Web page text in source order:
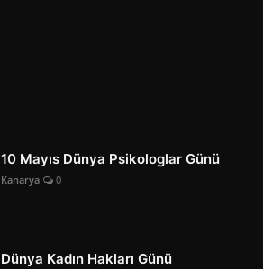
10 Mayıs Dünya Psikologlar Günü
Kanarya 0
Dünya Kadın Hakları Günü